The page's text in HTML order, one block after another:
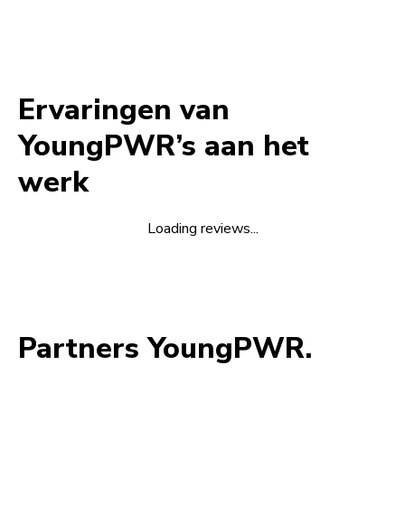
Ervaringen van
YoungPWR’s aan het
werk
Loading reviews...
Partners YoungPWR.